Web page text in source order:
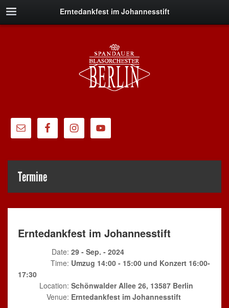
Erntedankfest im Johannesstift
Termine
Erntedankfest im Johannesstift
Date: 29 - Sep. - 2024
Time: Umzug 14:00 - 15:00 und Konzert 16:00-
17:30
Location: Schönwalder Allee 26, 13587 Berlin
Venue: Erntedankfest im Johannesstift